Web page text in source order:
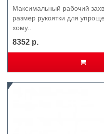
Максимальный рабочий
размер рукоятки для
хому..
8352 р.